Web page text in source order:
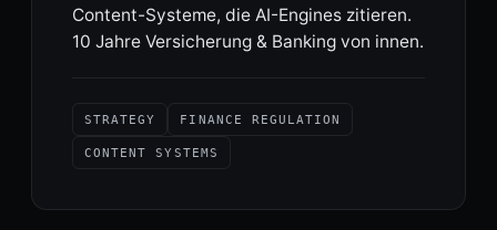
Content-Systeme, die AI-Engines zitieren.
10 Jahre Versicherung & Banking von innen.
STRATEGY FINANCE REGULATION
CONTENT SYSTEMS